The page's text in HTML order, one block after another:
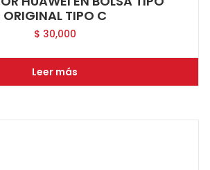
ORIGINAL TIPO C
$ 30,000
Leer más